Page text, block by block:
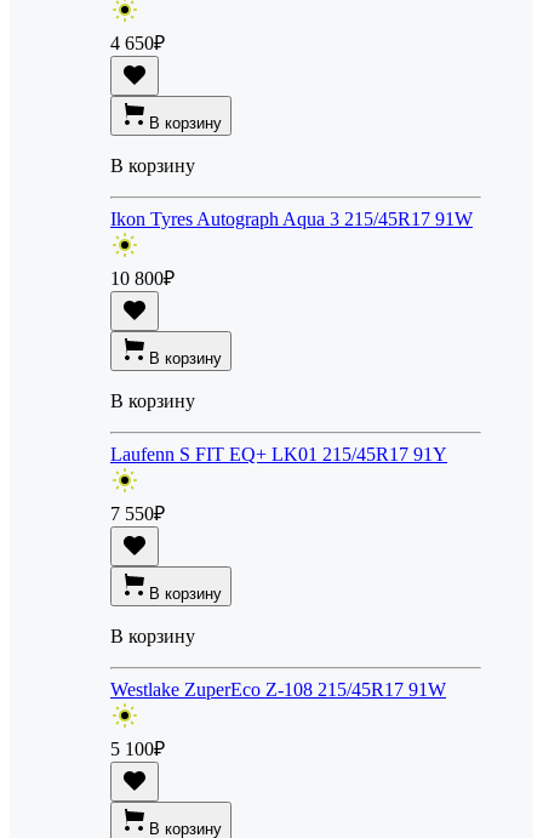
4 650₽
В корзину
В корзину
Ikon Tyres Autograph Aqua 3 215/45R17 91W
10 800₽
В корзину
В корзину
Laufenn S FIT EQ+ LK01 215/45R17 91Y
7 550₽
В корзину
В корзину
Westlake ZuperEco Z-108 215/45R17 91W
5 100₽
В корзину